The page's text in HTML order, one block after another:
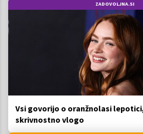
ZADOVOLJNA.SI
Vsi govorijo o oranžnolasi
skrivnostno vlogo